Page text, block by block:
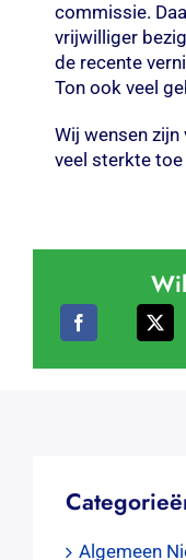
commissie.
vrijwilliger
de recente
Ton ook veel
Wij wensen zijn
veel sterkte
Algemeen